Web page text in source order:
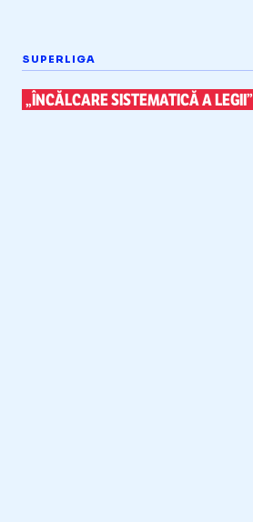
SUPERLIGA
„ÎNCĂLCARE SISTEMATICĂ A LEGII”